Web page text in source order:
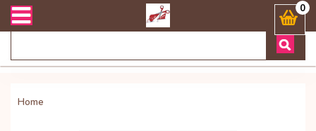
ডেলিভারী সংক্রান্ত যেকোনো জিজ্ঞাসায় কল করুনঃ ( Whatsapp ) 0
Home